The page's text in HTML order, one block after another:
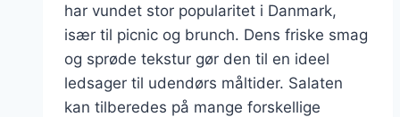
har vundet stor popularitet i Danmark,
især til picnic og brunch. Dens friske smag
og sprøde tekstur gør den til en ideel
ledsager til udendørs måltider. Salaten
kan tilberedes på mange forskellige